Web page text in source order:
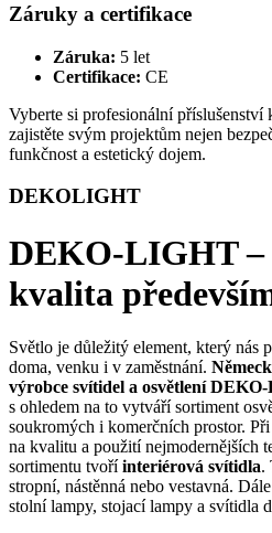
Záruky a certifikace
Záruka: 5 let
Certifikace: CE
Vyberte si profesionální příslušenství
zajistěte svým projektům nejen
funkčnost a estetický dojem.
DEKOLIGHT
DEKO-LIGHT –
kvalita
Světlo je důležitý element, který nás
doma, venku i v zaměstnání.
výrobce svítidel a osvětlení
s ohledem na to vytváří sortiment
soukromých i komerčních prostor.
na kvalitu a použití nejmodernějších
sortimentu tvoříinteriérová svítidla.
stropní, nástěnná nebo vestavná.
stolní lampy, stojací lampy a svítidla